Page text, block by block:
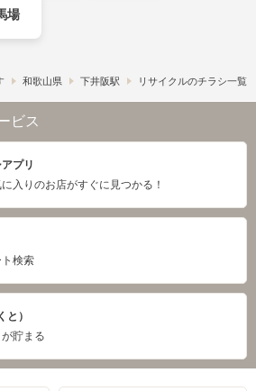
場
和歌山県 下井阪駅 リサイクルのチラシ一覧
ビス
プリ
入りのお店がすぐに見つかる！
検索
）
貯まる